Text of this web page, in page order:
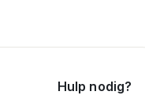
Hulp nodig?